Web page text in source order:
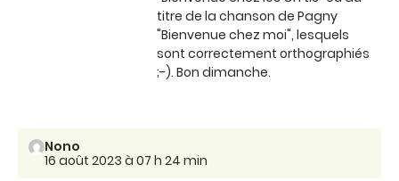
titre de la chanson de Pagny
"Bienvenue chez moi", lesquels
sont correctement orthographiés
;-). Bon dimanche.
Nono
16 août 2023 à 07 h 24 min